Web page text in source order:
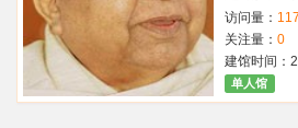
访问量：
关注量： 0
建馆时间：
单人馆